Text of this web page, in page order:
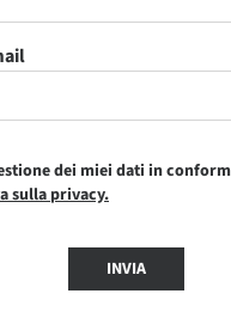
dei miei dati in
sulla privacy.
INVIA